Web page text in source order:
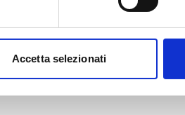
Accetta selezionati